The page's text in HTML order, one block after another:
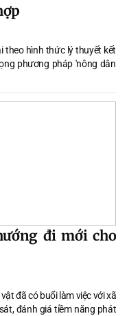
theo hình thức lý thuyết kết
phương pháp 'nông dân
đi mới cho
đã có buổi làm việc với xã
đánh giá tiềm năng phát